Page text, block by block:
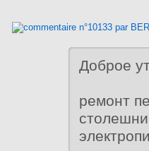
Доброе
ремонт